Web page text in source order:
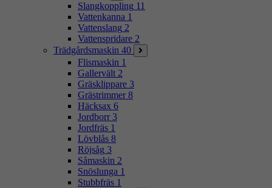
Slangkoppling 11
Vattenkanna 1
Vattenslang 2
Vattenspridare 2
Trädgårdsmaskin 40
Flismaskin 1
Gallervält 2
Gräsklippare 3
Grästrimmer 8
Häcksax 6
Jordborr 3
Jordfräs 1
Lövblås 8
Röjsåg 3
Såmaskin 2
Snöslunga 1
Stubbfräs 1